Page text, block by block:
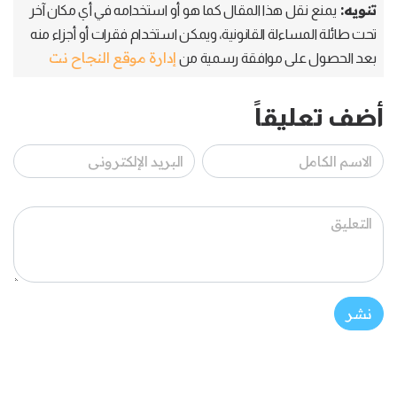
تنويه: يمنع نقل هذا المقال كما هو أو استخدامه في أي مكان آخر
تحت طائلة المساءلة القانونية، ويمكن استخدام فقرات أو أجزاء منه
بعد الحصول على موافقة رسمية من إدارة موقع النجاح نت
أضف تعليقاً
نشر